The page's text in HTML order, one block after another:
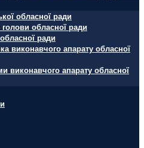
обласної ради
обласної ради
ради
виконавчого апарату обласної
виконавчого апарату обласної